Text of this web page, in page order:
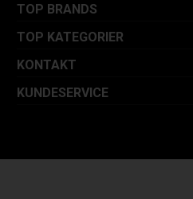
TOP BRANDS
TOP KATEGORIER
KONTAKT
KUNDESERVICE